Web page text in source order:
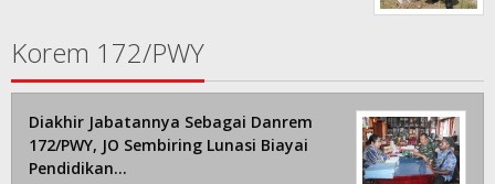
Korem 172/PWY
Diakhir Jabatannya Sebagai Danrem
172/PWY, JO Sembiring Lunasi Biayai
Pendidikan…